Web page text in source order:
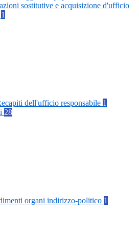
sostitutive e acquisizione d'ufficio
1
dell'ufficio responsabile 1
28
organi indirizzo-politico 1